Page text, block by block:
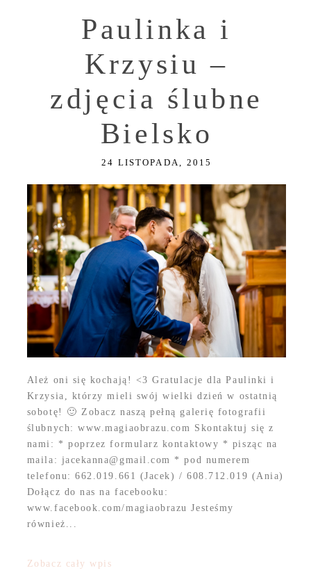
Paulinka i
Krzysiu –
zdjęcia ślubne
Bielsko
24 LISTOPADA, 2015
Ależ oni się kochają! <3 Gratulacje dla Paulinki i
Krzysia, którzy mieli swój wielki dzień w ostatnią
sobotę! 🙂 Zobacz naszą pełną galerię fotografii
ślubnych: www.magiaobrazu.com Skontaktuj się z
nami: * poprzez formularz kontaktowy * pisząc na
maila: jacekanna@gmail.com * pod numerem
telefonu: 662.019.661 (Jacek) / 608.712.019 (Ania)
Dołącz do nas na facebooku:
www.facebook.com/magiaobrazu Jesteśmy
również...
Zobacz cały wpis